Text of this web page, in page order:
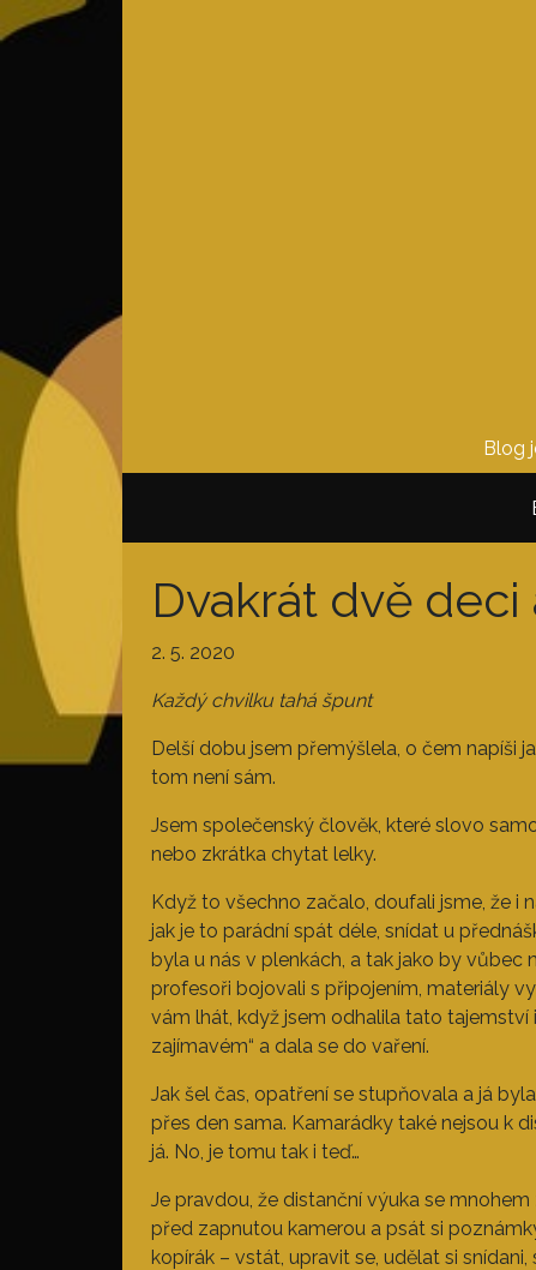
Blog
Dvakrát dvě
2. 5. 2020
Každý chvilku tahá špunt
Delší dobu jsem přemýšlela, o čem napíši
tom není sám.
Jsem společenský člověk, které slovo
nebo zkrátka chytat lelky.
Když to všechno začalo, doufali jsme, že i
jak je to parádní spát déle, snídat u
byla u nás v plenkách, a tak jako by
profesoři bojovali s připojením, materiály
vám lhát, když jsem odhalila tato tajemství
zajímavém“ a dala se do vaření.
Jak šel čas, opatření se stupňovala a já
přes den sama. Kamarádky také nejsou k
já. No, je tomu tak i teď…
Je pravdou, že distanční výuka se
před zapnutou kamerou a psát si
kopírák – vstát, upravit se, udělat si